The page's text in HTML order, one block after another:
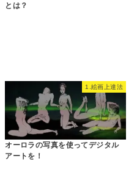
とは？
1.絵画上達法
オーロラの写真を使ってデジタル
アートを！